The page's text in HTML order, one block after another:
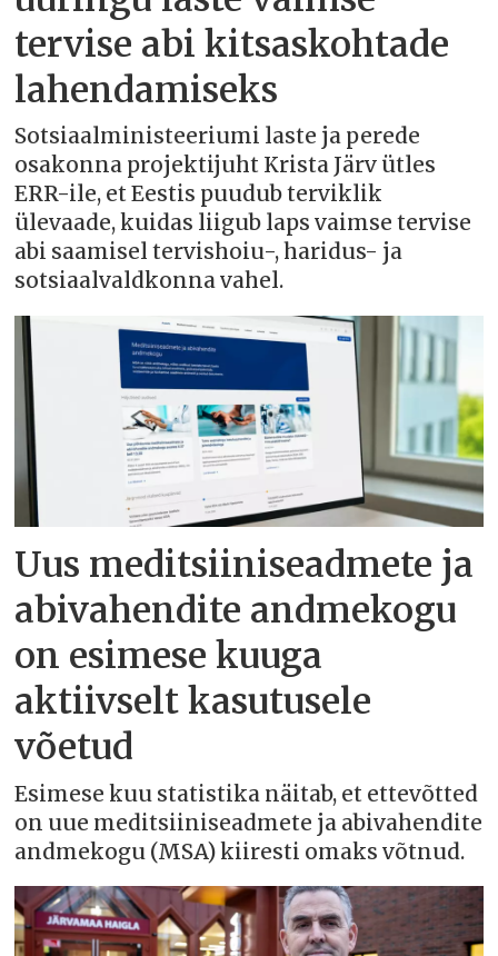
tervise abi kitsaskohtade
lahendamiseks
Sotsiaalministeeriumi laste ja perede
osakonna projektijuht Krista Järv ütles
ERR-ile, et Eestis puudub terviklik
ülevaade, kuidas liigub laps vaimse tervise
abi saamisel tervishoiu-, haridus- ja
sotsiaalvaldkonna vahel.
Uus meditsiiniseadmete ja
abivahendite andmekogu
on esimese kuuga
aktiivselt kasutusele
võetud
Esimese kuu statistika näitab, et ettevõtted
on uue meditsiiniseadmete ja abivahendite
andmekogu (MSA) kiiresti omaks võtnud.